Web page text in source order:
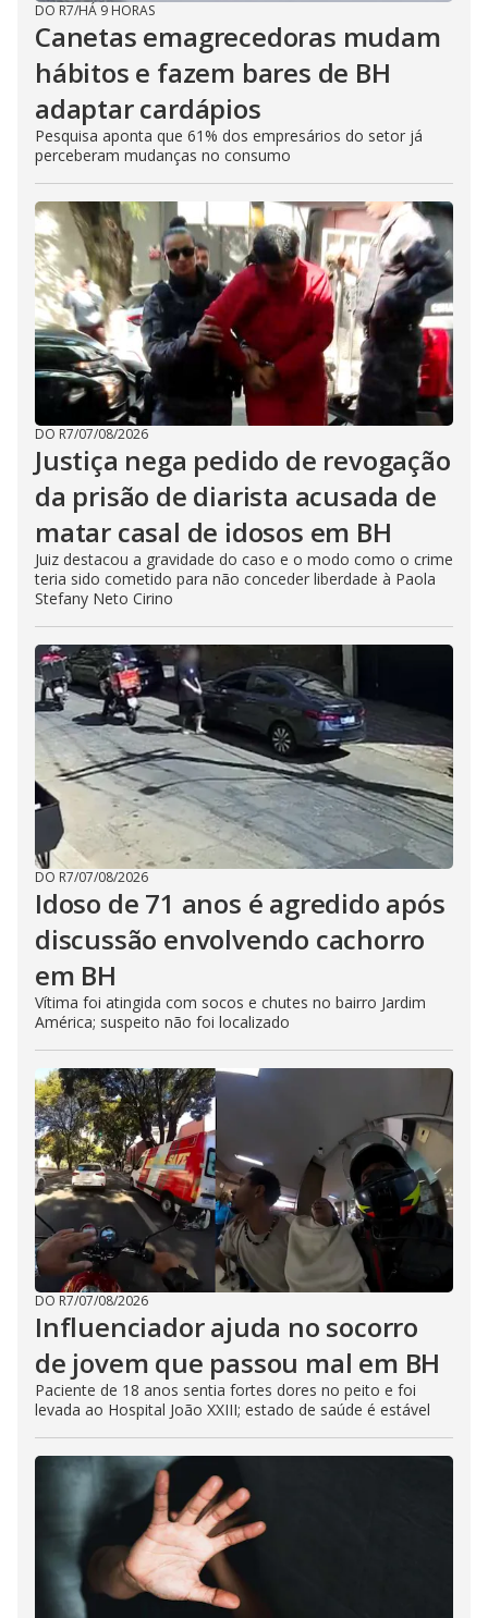
DO R7/HÁ 9 HORAS
Canetas emagrecedoras mudam
hábitos e fazem bares de BH
adaptar cardápios
Pesquisa aponta que 61% dos empresários do setor já
perceberam mudanças no consumo
DO R7/07/08/2026
Justiça nega pedido de revogação
da prisão de diarista acusada de
matar casal de idosos em BH
Juiz destacou a gravidade do caso e o modo como o crime
teria sido cometido para não conceder liberdade à Paola
Stefany Neto Cirino
DO R7/07/08/2026
Idoso de 71 anos é agredido após
discussão envolvendo cachorro
em BH
Vítima foi atingida com socos e chutes no bairro Jardim
América; suspeito não foi localizado
DO R7/07/08/2026
Influenciador ajuda no socorro
de jovem que passou mal em BH
Paciente de 18 anos sentia fortes dores no peito e foi
levada ao Hospital João XXIII; estado de saúde é estável